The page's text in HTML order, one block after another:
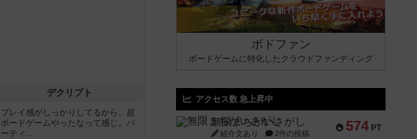
デクリプト
プレイ感がしっかりしてるから、超
ボードゲームやったなって感じ。パ
ーティ...
ボドファン
ボードゲームに特化したクラウドファンディング
アクセス数 急上昇中
574 PT
無限まちがいさがし
紹介文あり 2件の投稿